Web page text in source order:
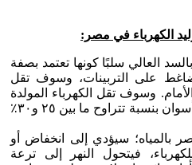
الكهرباء في مصر:
العالي سلبًا كونها تعتمد بصفة
على التربينات، وسوف تقل
وسوف تقل الكهرباء المولدة
من السد العالي وخزان أسوان بنسبة تتراوح ما بين ٢٥ و٣٠٪
بالمياه؛ سيؤدي إلى انخفاض أو
للكهرباء، فيتحول النهر إلى ترعة